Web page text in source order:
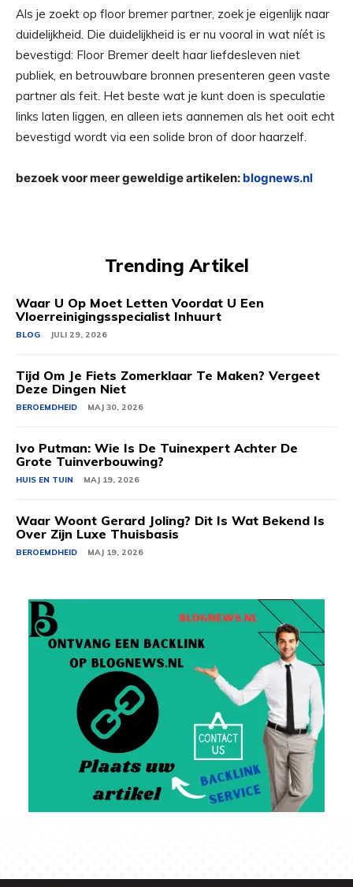
Als je zoekt op floor bremer partner, zoek je eigenlijk naar
duidelijkheid. Die duidelijkheid is er nu vooral in wat níét is
bevestigd: Floor Bremer deelt haar liefdesleven niet
publiek, en betrouwbare bronnen presenteren geen vaste
partner als feit. Het beste wat je kunt doen is speculatie
links laten liggen, en alleen iets aannemen als het ooit echt
bevestigd wordt via een solide bron of door haarzelf.
bezoek voor meer geweldige artikelen: blognews.nl
Trending Artikel
Waar U Op Moet Letten Voordat U Een
Vloerreinigingsspecialist Inhuurt
BLOG JULI 29, 2026
Tijd Om Je Fiets Zomerklaar Te Maken? Vergeet
Deze Dingen Niet
BEROEMDHEID MAJ 30, 2026
Ivo Putman: Wie Is De Tuinexpert Achter De
Grote Tuinverbouwing?
HUIS EN TUIN MAJ 19, 2026
Waar Woont Gerard Joling? Dit Is Wat Bekend Is
Over Zijn Luxe Thuisbasis
BEROEMDHEID MAJ 19, 2026